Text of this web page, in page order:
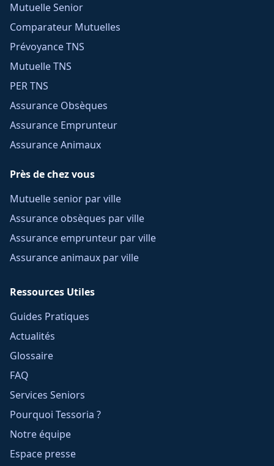
Mutuelle Senior
Comparateur Mutuelles
Prévoyance TNS
Mutuelle TNS
PER TNS
Assurance Obsèques
Assurance Emprunteur
Assurance Animaux
Près de chez vous
Mutuelle senior par ville
Assurance obsèques par ville
Assurance emprunteur par ville
Assurance animaux par ville
Ressources Utiles
Guides Pratiques
Actualités
Glossaire
FAQ
Services Seniors
Pourquoi Tessoria ?
Notre équipe
Espace presse